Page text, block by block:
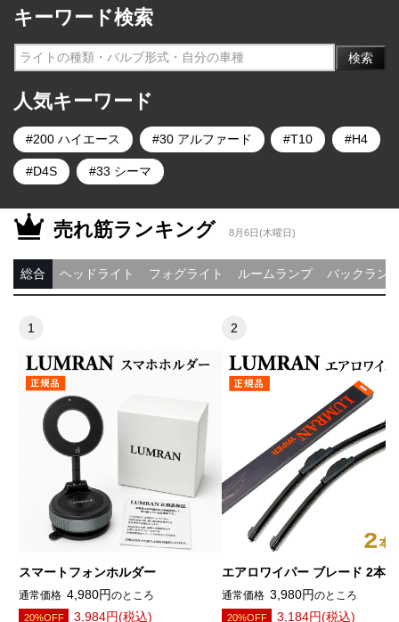
キーワード検索
検索
人気キーワード
200 ハイエース 30 アルファード T10 H4
D4S 33 シーマ
売れ筋ランキング 8月6日(木曜日)
ヘッドライト フォグライト ルームランプ バックラン
総合
スマートフォンホルダー
通常価格 4,980円のところ
20%OFF 3,984円(税込)
エアロワイパー ブレード 2本
通常価格 3,980円のところ
20%OFF 3,184円(税込)